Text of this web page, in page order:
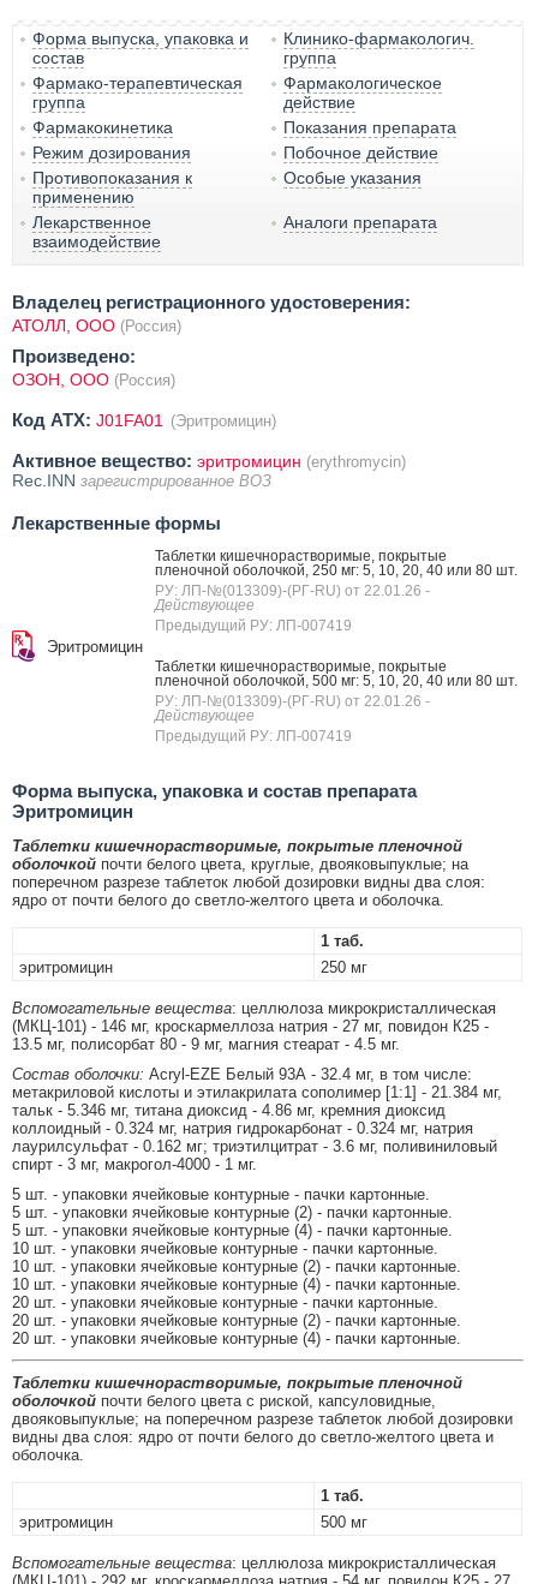
Форма выпуска, упаковка и
состав
Клинико-фармакологич.
группа
Фармако-терапевтическая
группа
Фармакологическое
действие
Фармакокинетика
Показания препарата
Режим дозирования
Побочное действие
Противопоказания к
применению
Особые указания
Лекарственное
взаимодействие
Аналоги препарата
Владелец регистрационного удостоверения:
АТОЛЛ, ООО (Россия)
Произведено:
ОЗОН, ООО (Россия)
Код ATX: J01FA01 (Эритромицин)
Активное вещество: эритромицин (erythromycin)
Rec.INN зарегистрированное ВОЗ
Лекарственные формы
Эритромицин
Таблетки кишечнорастворимые, покрытые
пленочной оболочкой, 250 мг: 5, 10, 20, 40 или 80 шт.
РУ: ЛП-№(013309)-(РГ-RU) от 22.01.26 -
Действующее
Предыдущий РУ: ЛП-007419
Таблетки кишечнорастворимые, покрытые
пленочной оболочкой, 500 мг: 5, 10, 20, 40 или 80 шт.
РУ: ЛП-№(013309)-(РГ-RU) от 22.01.26 -
Действующее
Предыдущий РУ: ЛП-007419
Форма выпуска, упаковка и состав препарата
Эритромицин
Таблетки кишечнорастворимые, покрытые пленочной
оболочкой почти белого цвета, круглые, двояковыпуклые; на
поперечном разрезе таблеток любой дозировки видны два слоя:
ядро от почти белого до светло-желтого цвета и оболочка.
1 таб.
эритромицин
250 мг
Вспомогательные вещества: целлюлоза микрокристаллическая
(МКЦ-101) - 146 мг, кроскармеллоза натрия - 27 мг, повидон К25 -
13.5 мг, полисорбат 80 - 9 мг, магния стеарат - 4.5 мг.
Состав оболочки: Acryl-EZE Белый 93А - 32.4 мг, в том числе:
метакриловой кислоты и этилакрилата сополимер [1:1] - 21.384 мг,
тальк - 5.346 мг, титана диоксид - 4.86 мг, кремния диоксид
коллоидный - 0.324 мг, натрия гидрокарбонат - 0.324 мг, натрия
лаурилсульфат - 0.162 мг; триэтилцитрат - 3.6 мг, поливиниловый
спирт - 3 мг, макрогол-4000 - 1 мг.
5 шт. - упаковки ячейковые контурные - пачки картонные.
5 шт. - упаковки ячейковые контурные (2) - пачки картонные.
5 шт. - упаковки ячейковые контурные (4) - пачки картонные.
10 шт. - упаковки ячейковые контурные - пачки картонные.
10 шт. - упаковки ячейковые контурные (2) - пачки картонные.
10 шт. - упаковки ячейковые контурные (4) - пачки картонные.
20 шт. - упаковки ячейковые контурные - пачки картонные.
20 шт. - упаковки ячейковые контурные (2) - пачки картонные.
20 шт. - упаковки ячейковые контурные (4) - пачки картонные.
Таблетки кишечнорастворимые, покрытые пленочной
оболочкой почти белого цвета с риской, капсуловидные,
двояковыпуклые; на поперечном разрезе таблеток любой дозировки
видны два слоя: ядро от почти белого до светло-желтого цвета и
оболочка.
1 таб.
эритромицин
500 мг
Вспомогательные вещества: целлюлоза микрокристаллическая